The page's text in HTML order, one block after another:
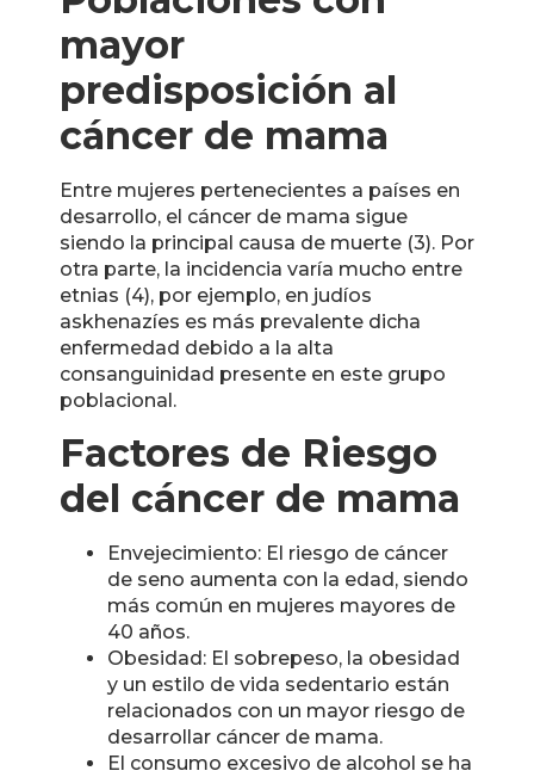
mayor
predisposición al
cáncer de mama
Entre mujeres pertenecientes a países en
desarrollo, el cáncer de mama sigue
siendo la principal causa de muerte (3). Por
otra parte, la incidencia varía mucho entre
etnias (4), por ejemplo, en judíos
askhenazíes es más prevalente dicha
enfermedad debido a la alta
consanguinidad presente en este grupo
poblacional.
Factores de Riesgo
del cáncer de mama
Envejecimiento: El riesgo de cáncer
de seno aumenta con la edad, siendo
más común en mujeres mayores de
40 años.
Obesidad: El sobrepeso, la obesidad
y un estilo de vida sedentario están
relacionados con un mayor riesgo de
desarrollar cáncer de mama.
El consumo excesivo de alcohol se ha